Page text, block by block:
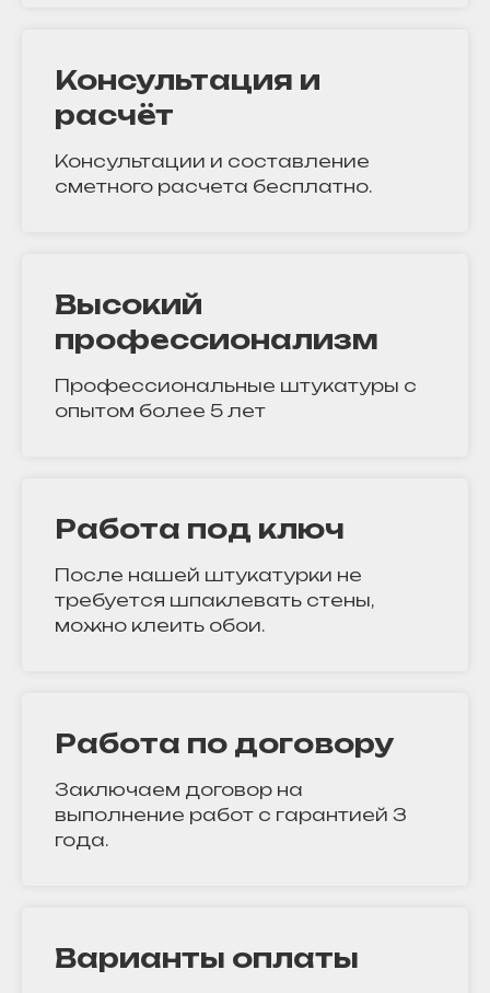
Консультация и
расчёт
Консультации и составление
сметного расчета бесплатно.
Высокий
профессионализм
Профессиональные штукатуры с
опытом более 5 лет
Работа под ключ
После нашей штукатурки не
требуется шпаклевать стены,
можно клеить обои.
Работа по договору
Заключаем договор на
выполнение работ с гарантией 3
года.
Варианты оплаты